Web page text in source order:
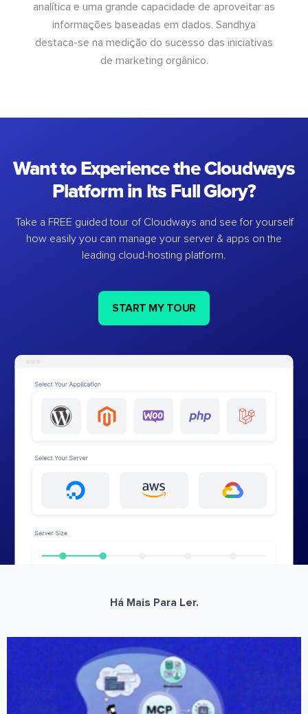
analítica e uma grande capacidade de aproveitar as
informações baseadas em dados, Sandhya
destaca-se na medição do sucesso das iniciativas
de marketing orgânico.
Want to Experience the Cloudways
Platform in Its Full Glory?
Take a FREE guided tour of Cloudways and see for yourself
how easily you can manage your server & apps on the
leading cloud-hosting platform.
START MY TOUR
Há Mais Para Ler.